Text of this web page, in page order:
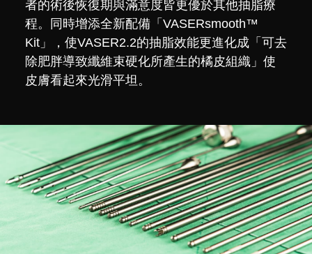
者的術後恢復期與滿意度皆更優於其他抽脂療
程。同時增添全新配備「VASERsmooth™
Kit」，使VASER2.2的抽脂效能更進化成「可去
除肥胖導致纖維束硬化所產生的橘皮組織」使
皮膚看起來光滑平坦。